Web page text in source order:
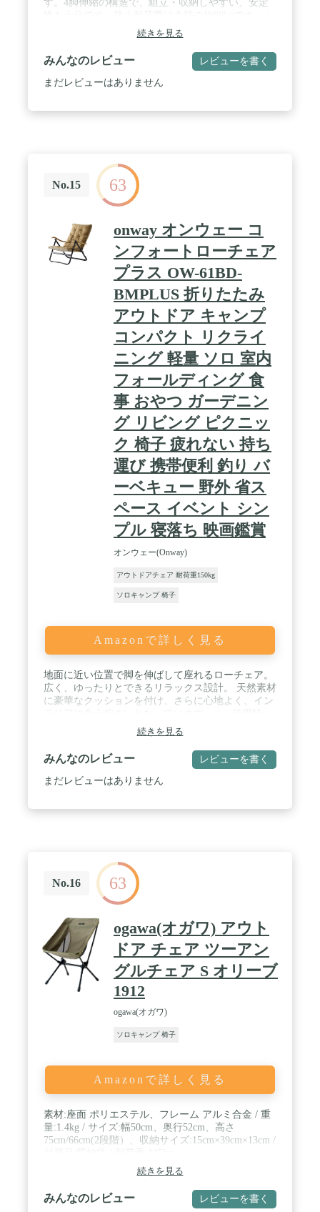
す。4脚伸縮の構造で、組立・収納しやすい、安定
☆【様々な場所で大活躍】アウトドアチェアとし
て、行列、キャンプ、お釣り、ハイキング、トレッ
キング、登山、 花火大会 、BBQ、運動会、お花見
など、いつでもどこでも気軽に使えます。防災対策
として、家・車内に常備しておけることもオススメ
いです。座面に厚手な1680Dオックスフォード生地
を採用、かなり丈夫です。ゆったりと包み込まれる
座り心地を実現したアウトドアイスです。 / ☆【製
品仕様】サイズ：組立時：高さ31×縦28×幅28cm、
収納時：26×6×6cm、重量：約490g、フレーム：ス
テンレス鋼／座面生地：1680Dオックスフォード生
地／静止耐荷重：約80kg
続きを見る
みんなのレビュー レビューを書く
まだレビューはありません
No.15 63
onway オンウェー コ
ンフォートローチェア
プラス OW-61BD-
BMPLUS 折りたたみ
アウトドア キャンプ
コンパクト リクライ
ニング 軽量 ソロ 室内
フォールディング 食
事 おやつ ガーデニン
グ リビング ピクニッ
ク 椅子 疲れない 持ち
運び 携帯便利 釣り バ
ーベキュー 野外 省ス
ペース イベント シン
プル 寝落ち 映画鑑賞
オンウェー(Onway)
アウトドアチェア 耐荷重150kg
ソロキャンプ 椅子
Amazonで詳しく見る
地面に近い位置で脚を伸ばして座れるローチェア。
広く、ゆったりとできるリラックス設計。 天然素材
に豪華なクッションを付け、さらに心地よく、イン
約W60.5xD82xH75cm ・収納時：約
W60.5xD16xH72cm / ・座面高：約30cm・重 量：約
4.3kg ・耐荷重：100kg / ・材 質：フレーム/アルミ
合金・アルマイト塗装 座面素材/６号帆布 クッショ
ン/化繊スエード生地（※水濡れ不可） 化繊綿 肘掛/
続きを見る
みんなのレビュー レビューを書く
まだレビューはありません
No.16 63
ogawa(オガワ) アウト
ドア チェア ツーアン
グルチェア S オリーブ
1912
ogawa(オガワ)
ソロキャンプ 椅子
Amazonで詳しく見る
素材:座面 ポリエステル、フレーム アルミ合金 / 重
量:1.4kg / サイズ:幅50cm、奥行52cm、高さ
75cm/66cm(2段階）、収納サイズ:15cm×39cm×13cm /
続きを見る
みんなのレビュー レビューを書く